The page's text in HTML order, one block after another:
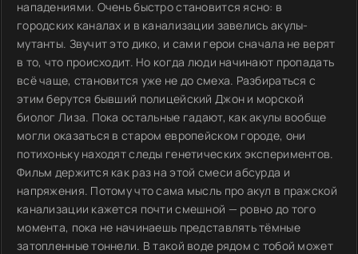
нападениями. Очень быстро становится ясно: в
городских каналах и в канализации завелись акулы-
мутанты. Звучит это дико, и сами герои сначала не верят
в то, что происходит. Но когда люди начинают пропадать
всё чаще, становится уже не до смеха. Разбираться с
этим берутся бывший полицейский Джон и морской
биолог Лиза. Пока остальные гадают, как акулы вообще
могли оказаться в старом европейском городе, они
потихоньку находят следы генетических экспериментов.
Фильм держится как раз на этой смеси абсурда и
напряжения. Потому что сама мысль про акул в пражской
канализации кажется почти смешной — ровно до того
момента, пока не начинаешь представлять тёмные
затопленные тоннели. В такой воде рядом с тобой может